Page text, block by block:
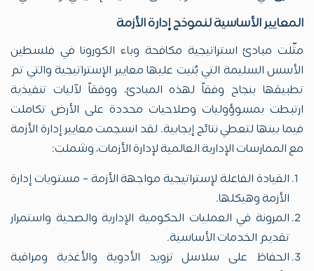
المعايير الأساسية لنموذج إدارة الأزمة
مثّلت مبادئ استراتيجية مكافحة وباء الكورونا في فلسطين
الأسس السليمة التي بُنيت عليها معايير الإستراتيجية والتي تم
تطبيقها بنجاح وفقاً لهذه المبادئ، ووفقاً لآليات تنفيذية
ارتبطت بمسوؤوليات وصلاحيات محددة على الأرض تكاملت
فيما بينها لتعطي نتائج إيجابية. لقد انسجمت معايير إدارة الأزمة
مع الممارسات الإدارية العالمية لإدارة الأزمات، وشملت:
القيادة الفاعلة لإستراتيجية مواجهة الأزمة – مستويات إدارة
الأزمة وهيكلها.
المرونة في العمليات الحكومية الإدارية والصحية واستمرار
تقديم الخدمات الأساسية.
الحفاظ على سلاسل تزويد الأدوية والأغذية ومراقبة